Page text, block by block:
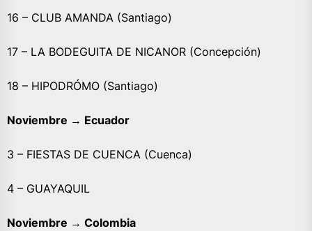
16 – CLUB AMANDA (Santiago)
17 – LA BODEGUITA DE NICANOR (Concepción)
18 – HIPODRÓMO (Santiago)
Noviembre → Ecuador
3 – FIESTAS DE CUENCA (Cuenca)
4 – GUAYAQUIL
Noviembre → Colombia